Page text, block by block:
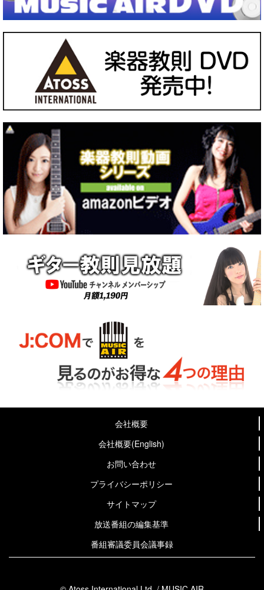
会社概要
会社概要(English)
お問い合わせ
プライバシーポリシー
サイトマップ
放送番組の編集基準
番組審議委員会議事録